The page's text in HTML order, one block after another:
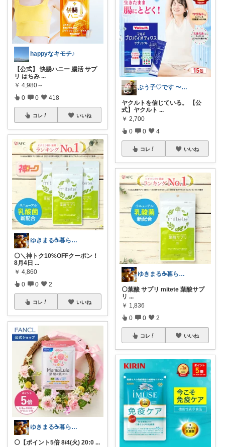
happyなキモチ♪
【公式】 快腸ハニー 腸活 サプ
リ はちみ ...
￥ 4,980～
0 0 418
コレ いいね
ゆきまる☕️暮らしを楽しむ
⚪️＼神トク10%OFFクーポン！
8月4日 ...
￥ 4,860
0 0 2
コレ いいね
ゆきまる☕️暮らしを楽しむ
⚪️【ポイント5倍 8/4(火) 20:0 ...
ぶう子♡です 〜感謝です〜
ヤクルトを信じている。 【公
式】ヤクルト ...
￥ 2,700
0 0 4
コレ いいね
ゆきまる☕️暮らしを楽しむ
⚪️葉酸 サプリ mitete 葉酸サプ
リ ...
￥ 1,836
0 0 2
コレ いいね